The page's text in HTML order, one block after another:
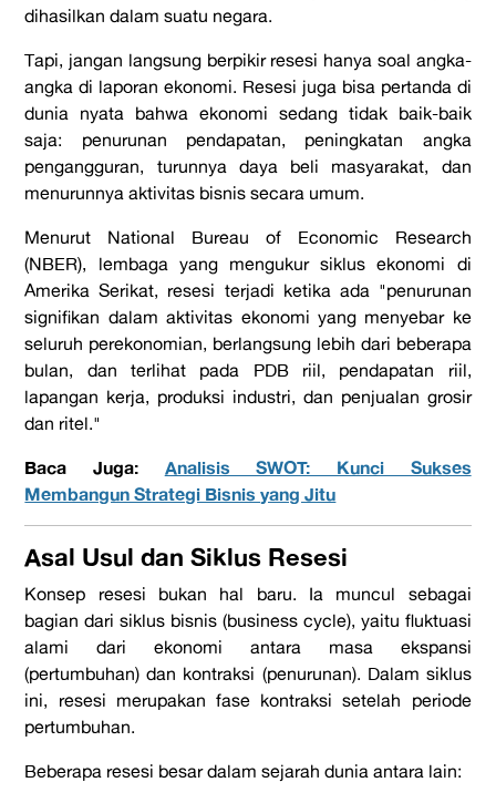
dihasilkan dalam suatu negara.
Tapi, jangan langsung berpikir resesi hanya soal angka-
angka di laporan ekonomi. Resesi juga bisa pertanda di
dunia nyata bahwa ekonomi sedang tidak baik-baik
saja: penurunan pendapatan, peningkatan angka
pengangguran, turunnya daya beli masyarakat, dan
menurunnya aktivitas bisnis secara umum.
Menurut National Bureau of Economic Research
(NBER), lembaga yang mengukur siklus ekonomi di
Amerika Serikat, resesi terjadi ketika ada "penurunan
signifikan dalam aktivitas ekonomi yang menyebar ke
seluruh perekonomian, berlangsung lebih dari beberapa
bulan, dan terlihat pada PDB riil, pendapatan riil,
lapangan kerja, produksi industri, dan penjualan grosir
dan ritel."
Baca Juga: Analisis SWOT: Kunci Sukses
Membangun Strategi Bisnis yang Jitu
Asal Usul dan Siklus Resesi
Konsep resesi bukan hal baru. Ia muncul sebagai
bagian darisiklus bisnis (business cycle), yaitu fluktuasi
alami dari ekonomi antara masa ekspansi
(pertumbuhan) dan kontraksi (penurunan). Dalam siklus
ini, resesi merupakan fase kontraksi setelah periode
pertumbuhan.
Beberapa resesi besar dalam sejarah dunia antara lain: